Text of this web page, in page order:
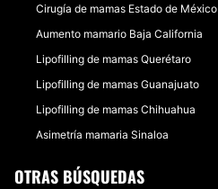
Cirugía de mamas Estado de México
Aumento mamario Baja California
Lipofilling de mamas Querétaro
Lipofilling de mamas Guanajuato
Lipofilling de mamas Chihuahua
Asimetría mamaria Sinaloa
OTRAS BÚSQUEDAS